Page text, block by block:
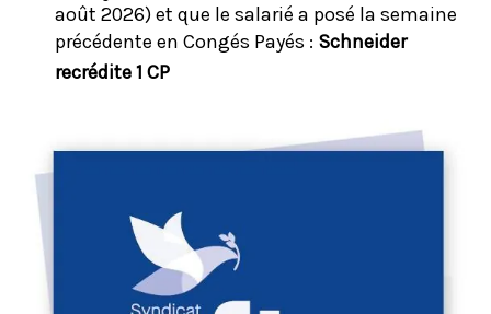
août 2026) et que le salarié a posé la semaine
précédente en Congés Payés : Schneider
recrédite 1 CP